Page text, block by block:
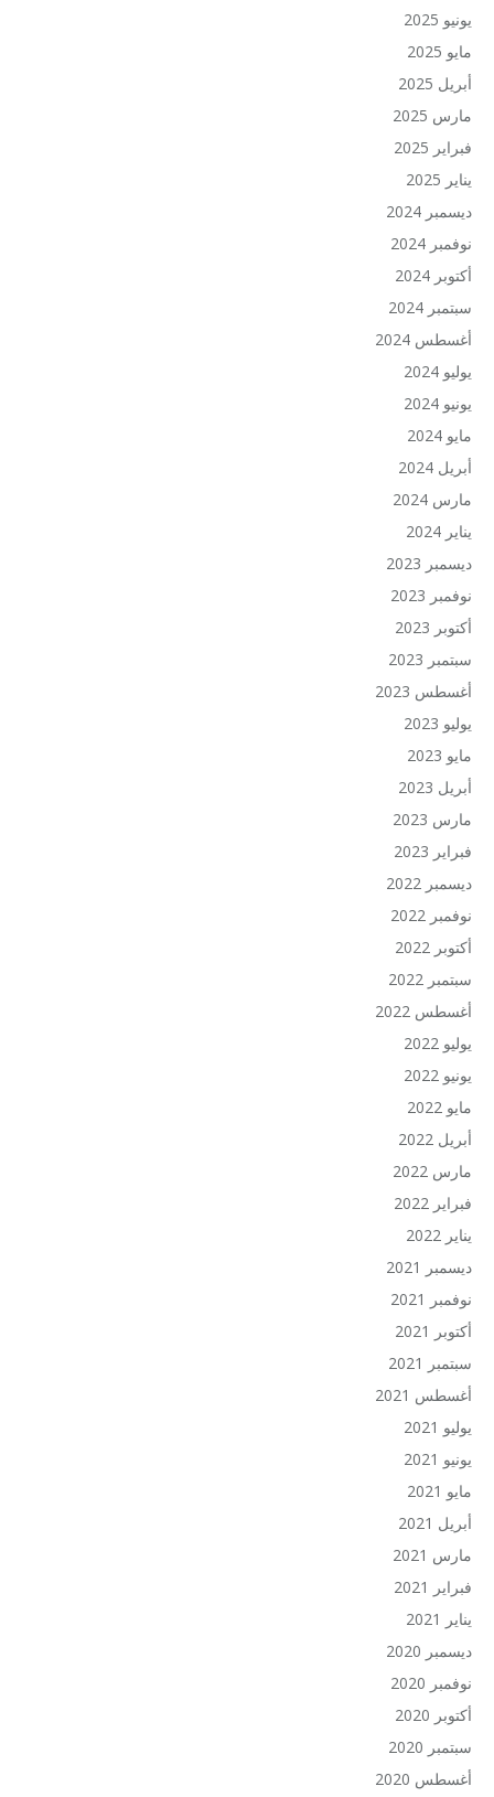
يونيو 2025
مايو 2025
أبريل 2025
مارس 2025
فبراير 2025
يناير 2025
ديسمبر 2024
نوفمبر 2024
أكتوبر 2024
سبتمبر 2024
أغسطس 2024
يوليو 2024
يونيو 2024
مايو 2024
أبريل 2024
مارس 2024
يناير 2024
ديسمبر 2023
نوفمبر 2023
أكتوبر 2023
سبتمبر 2023
أغسطس 2023
يوليو 2023
مايو 2023
أبريل 2023
مارس 2023
فبراير 2023
ديسمبر 2022
نوفمبر 2022
أكتوبر 2022
سبتمبر 2022
أغسطس 2022
يوليو 2022
يونيو 2022
مايو 2022
أبريل 2022
مارس 2022
فبراير 2022
يناير 2022
ديسمبر 2021
نوفمبر 2021
أكتوبر 2021
سبتمبر 2021
أغسطس 2021
يوليو 2021
يونيو 2021
مايو 2021
أبريل 2021
مارس 2021
فبراير 2021
يناير 2021
ديسمبر 2020
نوفمبر 2020
أكتوبر 2020
سبتمبر 2020
أغسطس 2020